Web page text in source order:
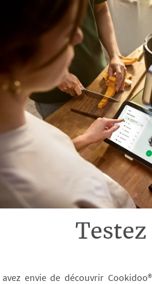
avez envie de découvrir